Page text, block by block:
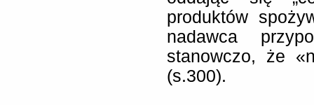
produktów
nadawca
stanowczo, że
(s.300).